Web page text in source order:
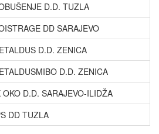
D.D. TUZLA
DD SARAJEVO
D.D. ZENICA
D.D. ZENICA
OKO D.D. SARAJEVO-ILIDŽA
DD TUZLA